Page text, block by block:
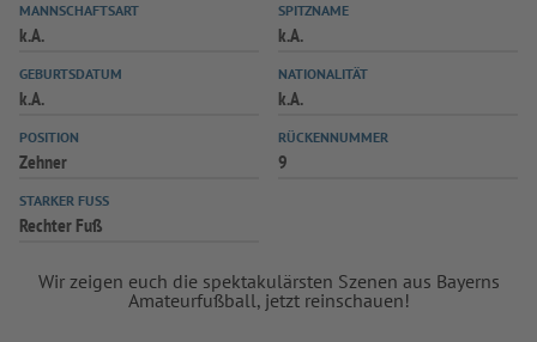
SPIELPLUS
MANNSCHAFTSART
k.A.
SPITZNAME
k.A.
GEBURTSDATUM
k.A.
NATIONALITÄT
k.A.
POSITION
Zehner
RÜCKENNUMMER
9
STARKER FUSS
Rechter Fuß
Wir zeigen euch die spektakulärsten Szenen aus Bayerns
Amateurfußball, jetzt reinschauen!